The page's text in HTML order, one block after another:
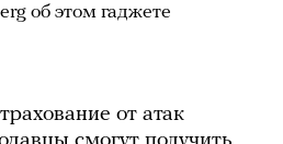
об этом гаджете
от атак